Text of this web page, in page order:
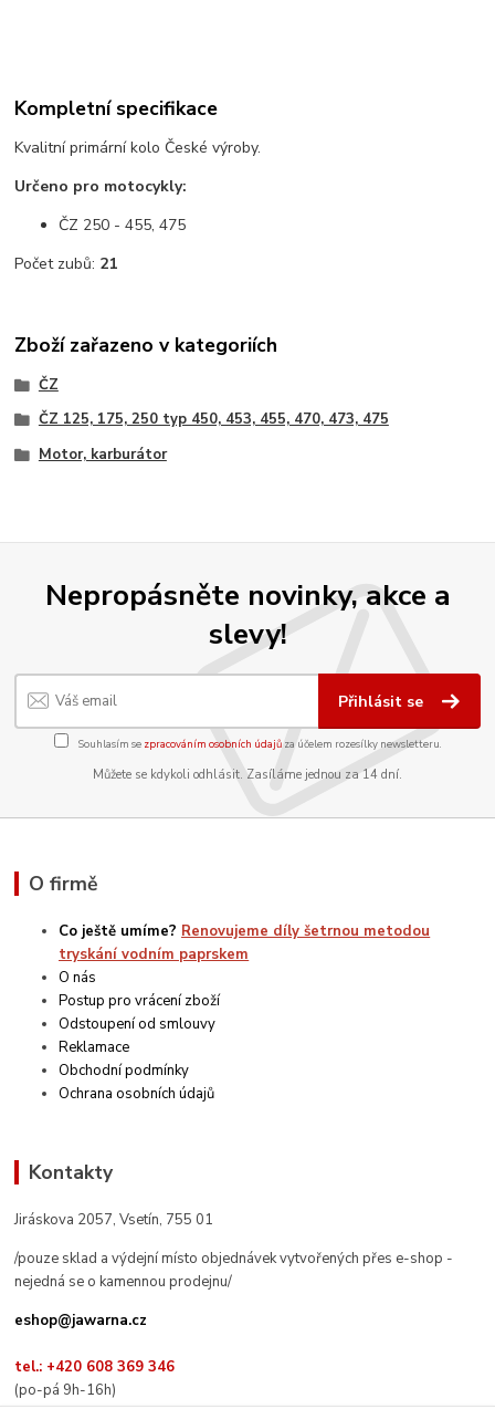
Kompletní specifikace
Kvalitní primární kolo České výroby.
Určeno pro motocykly:
ČZ 250 - 455, 475
Počet zubů: 21
Zboží zařazeno v kategoriích
ČZ
ČZ 125, 175, 250 typ 450, 453, 455, 470, 473, 475
Motor, karburátor
Nepropásněte novinky, akce a
slevy!
Přihlásit se
Souhlasím se zpracováním osobních údajůza účelem rozesílky newsletteru.
Můžete se kdykoli odhlásit. Zasíláme jednou za 14 dní.
O firmě
Co ještě umíme? Renovujeme díly šetrnou metodou
tryskání vodním paprskem
O nás
Postup pro vrácení zboží
Odstoupení od smlouvy
Reklamace
Obchodní podmínky
Ochrana osobních údajů
Kontakty
Jiráskova 2057, Vsetín, 755 01
/pouze sklad a výdejní místo objednávek vytvořených přes e-shop -
nejedná se o kamennou prodejnu/
eshop@jawarna.cz
tel.: +420 608 369 346
(po-pá 9h-16h)